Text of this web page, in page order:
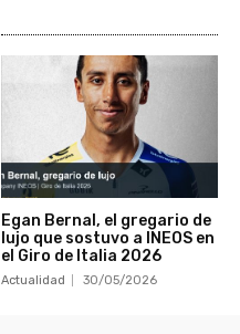
Egan Bernal, el gregario de
lujo que sostuvo a INEOS en
el Giro de Italia 2026
Actualidad 30/05/2026